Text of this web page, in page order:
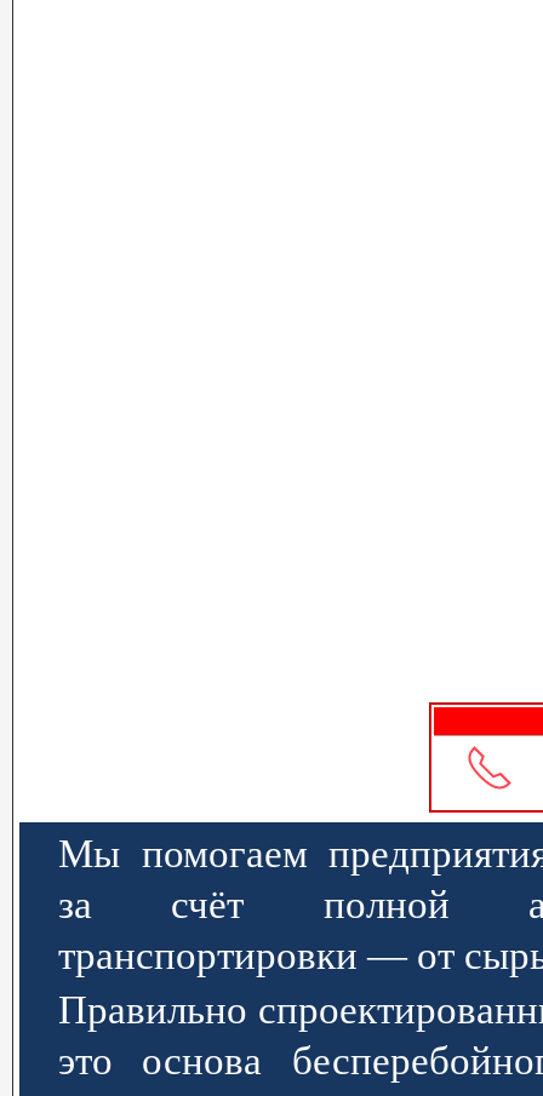
Мы помогаем
за счёт полной
транспортировки — от
Правильно
это основа